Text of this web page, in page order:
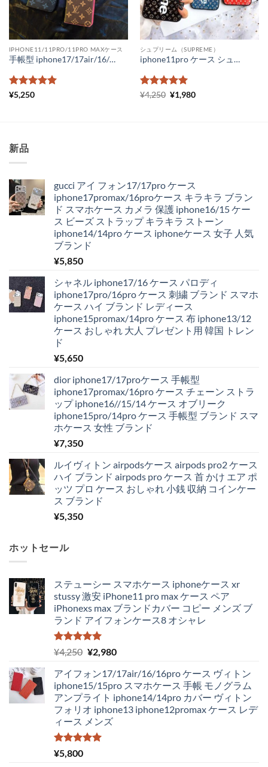
IPHONE11/11PRO/11PRO MAXケース
手帳型 iphone17/17air/16/16pro ケース ヴィトン iphone15/15pro max ケース コピー 手帳型 ルイヴィトンスマホケースiPhone14 14pro モノグラム ビィトン iPhone13/12 携帯 ケース ダミエ柄 メンズ レディース
5段階中
¥5,250
シュプリーム（SUPREME）
iphone11pro ケース シュプリーム ルイヴィトン iPhone11 ケース メンズ ガラス lv supreme iphone xr ケース ペアルック
5段階中5の
¥4,250 元
¥1,980現
新品
gucci アイ フォン17/17pro ケース
iphone17promax/16proケース キラキラ ブラン
ド スマホケース カメラ 保護 iphone16/15 ケー
ス ビーズ ストラップ キラキラ ストーン
iphone14/14pro ケース iphoneケース 女子 人気
ブランド
¥5,850
シャネル iphone17/16 ケース パロディ
iphone17pro/16pro ケース 刺繍 ブランド スマホ
ケース ハイ ブランド レディース
iphone15promax/14pro ケース 布 iphone13/12
ケース おしゃれ 大人 プレゼント用 韓国 トレン
ド
¥5,650
dior iphone17/17proケース 手帳型
iphone17promax/16pro ケース チェーン ストラ
ップ iphone16//15/14 ケース オブリーク
iphone15pro/14pro ケース 手帳型 ブランド スマ
ホケース 女性 ブランド
¥7,350
ルイヴィトン airpodsケース airpods pro2 ケース
ハイ ブランド airpods pro ケース 首 かけ エア ポ
ッツ プロ ケース おしゃれ 小銭 収納 コインケー
ス ブランド
¥5,350
ホットセール
ステューシー スマホケース iphoneケース xr
stussy 激安 iPhone11 pro max ケース ペア
iPhonexs max ブランドカバー コピー メンズ ブ
ランド アイフォンケース8 オシャレ
5段階中
5.00
の評価
¥4,250 元
価
格
は
¥4,250
で
し
¥2,980現
の
価
格
は
アイフォン17/17air/16/16pro ケース ヴィトン
iphone15/15pro スマホケース 手帳 モノグラム
アンプライト iphone14/14pro カバー ヴィトン
フォリオ iphone13 iphone12promax ケース レデ
ィース メンズ
5段階中
5.00
¥5,800